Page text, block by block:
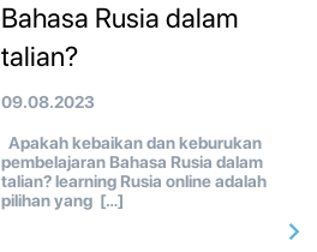
Bahasa Rusia dalam
talian?
09.08.2023
Apakah kebaikan dan keburukan
pembelajaran Bahasa Rusia dalam
talian? learning Rusia online adalah
pilihan yang […]